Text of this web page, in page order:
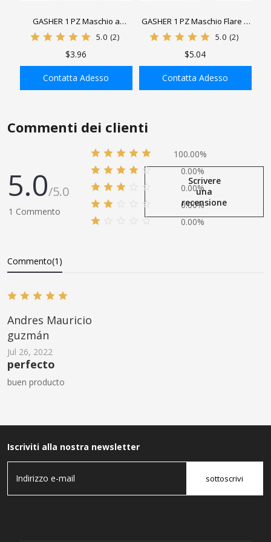
AGGIUNGI ALLA
GASHER 1 PZ Maschio a
Raccordo Tubo Flessibile
Lega di Alluminio Anodizzato
Rosso
5.0 (2)
$3.96
Contatta Adesso
AGGIUNGI ALLA
GASHER 1 PZ Maschio Flare a
Barb Gomito a 90 Gradi
Raccordo Carburante
Adattatore Lega di Alluminio
Rosso Anodizzato
5.0 (2)
$5.04
Contatta Adesso
Commenti dei clienti
5.0/5.0
1 Commento
100.00%
0.00%
0.00%
0.00%
0.00%
Scrivere
una
recensione
Commento(1)
Andres Mauricio
guzmán
Jul 26, 2022
perfecto
buen producto
Iscriviti alla nostra newsletter
sottoscrivi